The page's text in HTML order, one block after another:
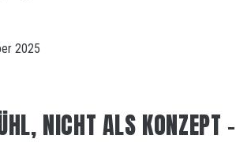
2025
NICHT ALS KONZEPT